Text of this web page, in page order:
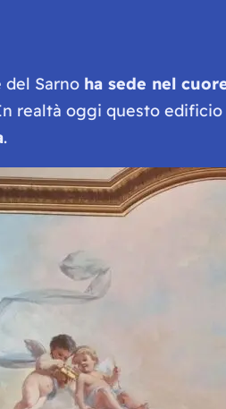
Sarno ha sede nel
realtà oggi questo edificio
.